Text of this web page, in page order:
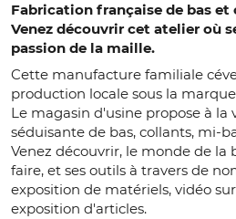
Fabrication française de bas et
Venez découvrir cet atelier où
passion de la maille.
Cette manufacture familiale
production locale sous la
Le magasin d'usine propose à
séduisante de bas, collants, mi-
Venez découvrir, le monde de la
faire, et ses outils à travers de
exposition de matériels, vidéo
exposition d'articles.